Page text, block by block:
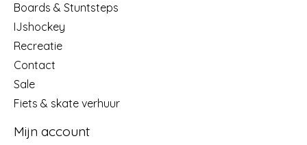
Boards & Stuntsteps
IJshockey
Recreatie
Contact
Sale
Fiets & skate verhuur
Mijn account